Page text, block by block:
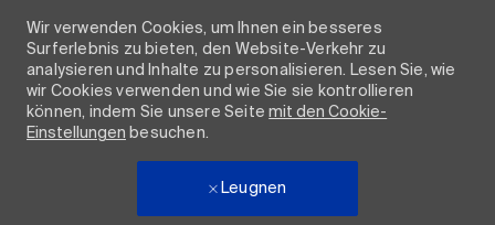
Wir verwenden Cookies, um Ihnen ein besseres
Surferlebnis zu bieten, den Website-Verkehr zu
analysieren und Inhalte zu personalisieren. Lesen Sie, wie
wir Cookies verwenden und wie Sie sie kontrollieren
können, indem Sie unsere Seitemit den Cookie-
Einstellungen besuchen.
Leugnen